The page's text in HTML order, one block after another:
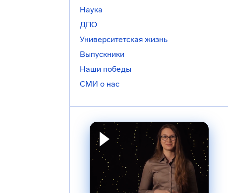
Наука
ДПО
Университетская жизнь
Выпускники
Наши победы
СМИ о нас